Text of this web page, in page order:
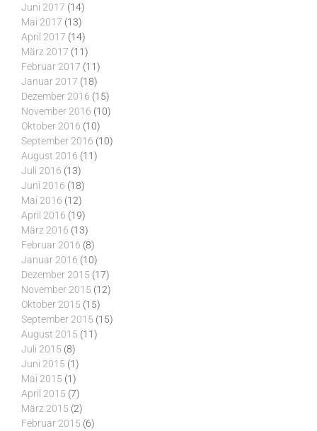
Juni 2017 (14)
Mai 2017 (13)
April 2017 (14)
März 2017 (11)
Februar 2017 (11)
Januar 2017 (18)
Dezember 2016 (15)
November 2016 (10)
Oktober 2016 (10)
September 2016 (10)
August 2016 (11)
Juli 2016 (13)
Juni 2016 (18)
Mai 2016 (12)
April 2016 (19)
März 2016 (13)
Februar 2016 (8)
Januar 2016 (10)
Dezember 2015 (17)
November 2015 (12)
Oktober 2015 (15)
September 2015 (15)
August 2015 (11)
Juli 2015 (8)
Juni 2015 (1)
Mai 2015 (1)
April 2015 (7)
März 2015 (2)
Februar 2015 (6)